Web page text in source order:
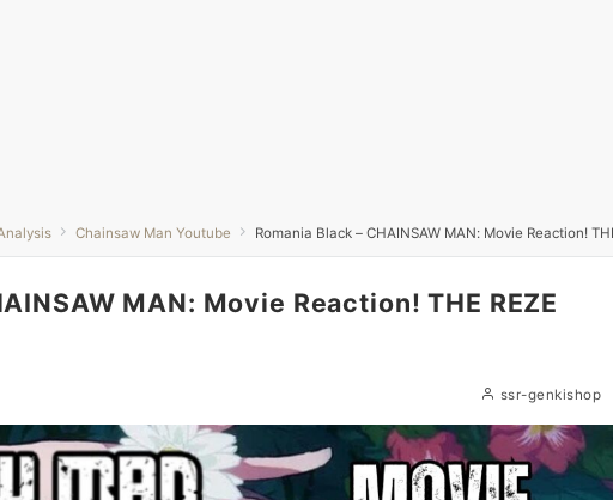
Chainsaw Man Youtube Romania Black – CHAINSAW MAN: Movie Reaction!
MAN: Movie Reaction! THE REZE
ssr-genkishop